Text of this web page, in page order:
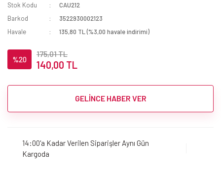
Stok Kodu
CAU212
Barkod
3522930002123
Havale
135,80 TL (%3,00 havale indirimi)
%20
175,01 TL
140,00 TL
GELİNCE HABER VER
14:00'a Kadar Verilen Siparişler Aynı Gün
Kargoda